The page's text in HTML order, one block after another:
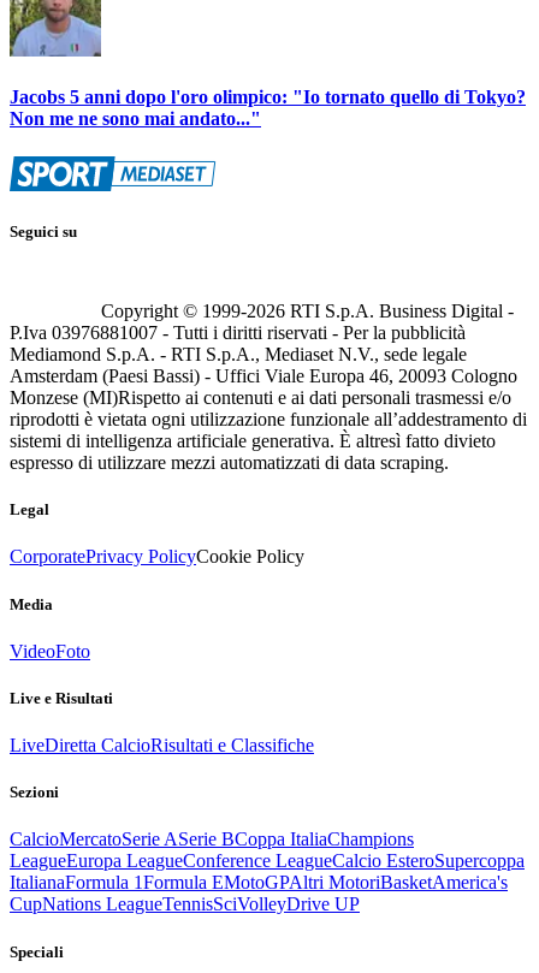
Jacobs 5 anni dopo l'oro olimpico: "Io tornato quello di Tokyo?
Non me ne sono mai andato..."
Seguici su
Copyright © 1999-2026 RTI S.p.A. Business Digital -
P.Iva 03976881007 - Tutti i diritti riservati - Per la pubblicità
Mediamond S.p.A. - RTI S.p.A., Mediaset N.V., sede legale
Amsterdam (Paesi Bassi) - Uffici Viale Europa 46, 20093 Cologno
Monzese (MI)Rispetto ai contenuti e ai dati personali trasmessi e/o
riprodotti è vietata ogni utilizzazione funzionale all’addestramento di
sistemi di intelligenza artificiale generativa. È altresì fatto divieto
espresso di utilizzare mezzi automatizzati di data scraping.
Legal
CorporatePrivacy PolicyCookie Policy
Media
VideoFoto
Live e Risultati
LiveDiretta CalcioRisultati e Classifiche
Sezioni
CalcioMercatoSerie ASerie BCoppa ItaliaChampions
LeagueEuropa LeagueConference LeagueCalcio EsteroSupercoppa
ItalianaFormula 1Formula EMotoGPAltri MotoriBasketAmerica's
CupNations LeagueTennisSciVolleyDrive UP
Speciali